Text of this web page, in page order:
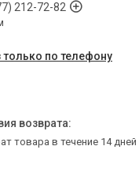
212-72-82
только по телефону
товара в течение 14 дней